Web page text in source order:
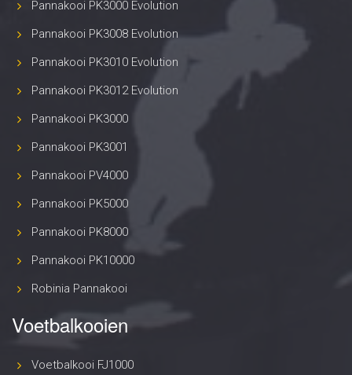
Pannakooi PK3000 Evolution
Pannakooi PK3008 Evolution
Pannakooi PK3010 Evolution
Pannakooi PK3012 Evolution
Pannakooi PK3000
Pannakooi PK3001
Pannakooi PV4000
Pannakooi PK5000
Pannakooi PK8000
Pannakooi PK10000
Robinia Pannakooi
Voetbalkooien
Voetbalkooi FJ1000